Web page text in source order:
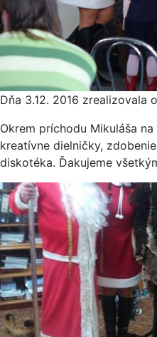
Dňa 3.12. 2016 zrealizovala
Okrem príchodu Mikuláša
kreatívne dielničky,
diskotéka. Ďakujeme